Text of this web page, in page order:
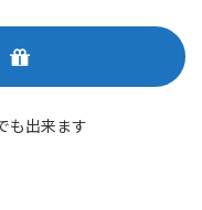
も出来ます